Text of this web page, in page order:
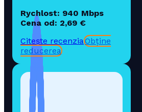
Rychlost: 940 Mbps
Cena od: 2,69 €
Citește recenziaObține
reducerea